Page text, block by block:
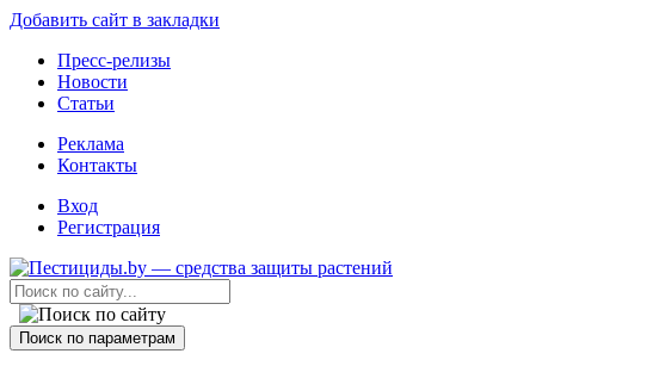
Добавить сайт в закладки
Пресс-релизы
Новости
Статьи
Реклама
Контакты
Вход
Регистрация
Поиск по параметрам